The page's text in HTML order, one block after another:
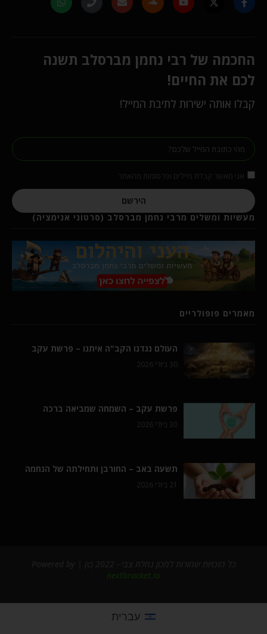
החכמה של רבי נחמן מברסלב תשנה
לכם את החיים!
קבלו אותה ישירות לתיבת המייל!
הירשם
מעשיות ומשלים מרבי נחמן מברסלב (סרטוני אנימציה)
מאמרים פופולריים
העולם נגדנו הקב"ה איתנו – פרשת עקב
30 ביולי 2026
פרשת עקב – השמחה שמביאה ברכה
30 ביולי 2026
תשעה באב – החורבן ותחילתה של הנחמה
21 ביולי 2026
nextbracket.io
עברית